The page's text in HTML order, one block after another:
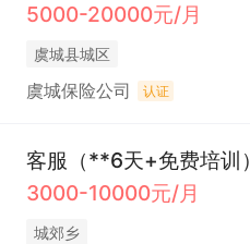
5000-20000元/月
虞城县城区
虞城保险公司 认证
客服（**6天+免费培训）
3000-10000元/月
城郊乡